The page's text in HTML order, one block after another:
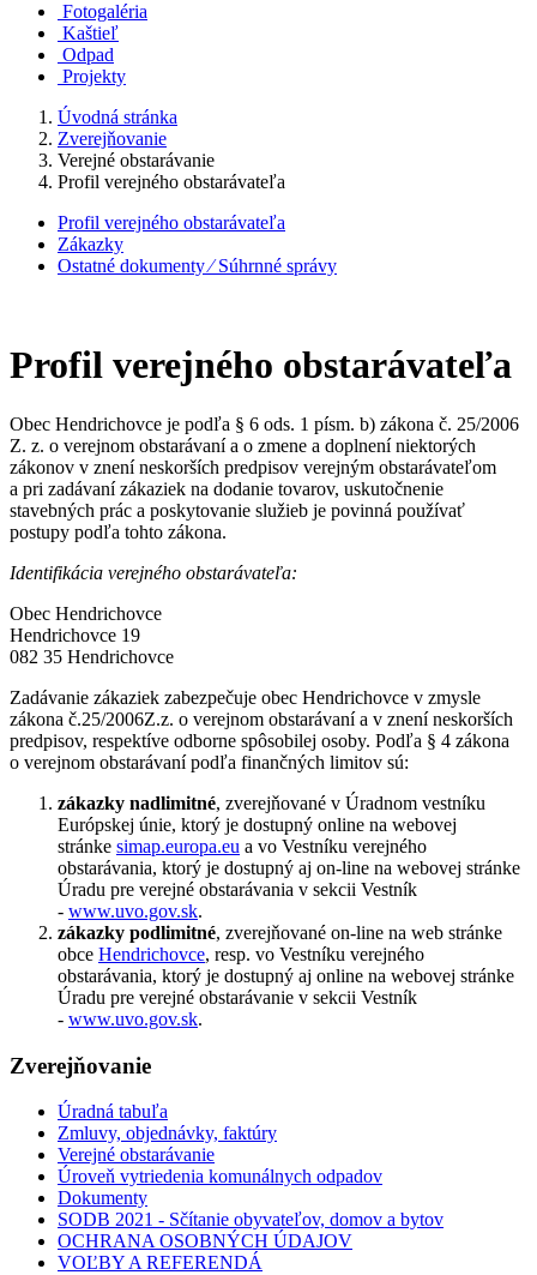
Fotogaléria
Kaštieľ
Odpad
Projekty
Úvodná stránka
Zverejňovanie
Verejné obstarávanie
Profil verejného obstarávateľa
Profil verejného obstarávateľa
Zákazky
Ostatné dokumenty ⁄ Súhrnné správy
Profil verejného obstarávateľa
Obec Hendrichovce je podľa § 6 ods. 1 písm. b) zákona č. 25/2006
Z. z. o verejnom obstarávaní a o zmene a doplnení niektorých
zákonov v znení neskorších predpisov verejným obstarávateľom
a pri zadávaní zákaziek na dodanie tovarov, uskutočnenie
stavebných prác a poskytovanie služieb je povinná používať
postupy podľa tohto zákona.
Identifikácia verejného obstarávateľa:
Obec Hendrichovce
Hendrichovce 19
082 35 Hendrichovce
Zadávanie zákaziek zabezpečuje obec Hendrichovce v zmysle
zákona č.25/2006Z.z. o verejnom obstarávaní a v znení neskorších
predpisov, respektíve odborne spôsobilej osoby. Podľa § 4 zákona
o verejnom obstarávaní podľa finančných limitov sú:
zákazky nadlimitné, zverejňované v Úradnom vestníku
Európskej únie, ktorý je dostupný online na webovej
stránke simap.europa.eu a vo Vestníku verejného
obstarávania, ktorý je dostupný aj on-line na webovej stránke
Úradu pre verejné obstarávania v sekcii Vestník
- www.uvo.gov.sk.
zákazky podlimitné, zverejňované on-line na web stránke
obce Hendrichovce, resp. vo Vestníku verejného
obstarávania, ktorý je dostupný aj online na webovej stránke
Úradu pre verejné obstarávanie v sekcii Vestník
- www.uvo.gov.sk.
Zverejňovanie
Úradná tabuľa
Zmluvy, objednávky, faktúry
Verejné obstarávanie
Úroveň vytriedenia komunálnych odpadov
Dokumenty
SODB 2021 - Sčítanie obyvateľov, domov a bytov
OCHRANA OSOBNÝCH ÚDAJOV
VOĽBY A REFERENDÁ